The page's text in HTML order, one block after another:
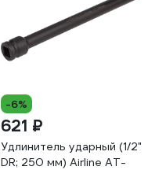
-6%
621 ₽
Удлинитель ударный (1/2"
DR; 250 мм) Airline AT-